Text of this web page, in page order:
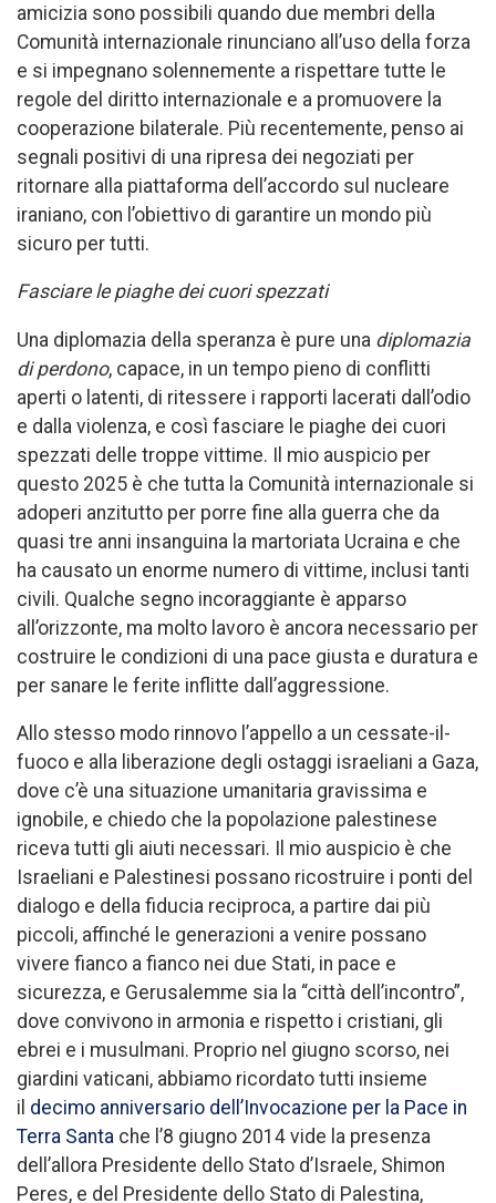
amicizia sono possibili quando due membri della
Comunità internazionale rinunciano all’uso della forza
e si impegnano solennemente a rispettare tutte le
regole del diritto internazionale e a promuovere la
cooperazione bilaterale. Più recentemente, penso ai
segnali positivi di una ripresa dei negoziati per
ritornare alla piattaforma dell’accordo sul nucleare
iraniano, con l’obiettivo di garantire un mondo più
sicuro per tutti.
Fasciare le piaghe dei cuori spezzati
Una diplomazia della speranza è pure una diplomazia
di perdono, capace, in un tempo pieno di conflitti
aperti o latenti, di ritessere i rapporti lacerati dall’odio
e dalla violenza, e così fasciare le piaghe dei cuori
spezzati delle troppe vittime. Il mio auspicio per
questo 2025 è che tutta la Comunità internazionale si
adoperi anzitutto per porre fine alla guerra che da
quasi tre anni insanguina la martoriata Ucraina e che
ha causato un enorme numero di vittime, inclusi tanti
civili. Qualche segno incoraggiante è apparso
all’orizzonte, ma molto lavoro è ancora necessario per
costruire le condizioni di una pace giusta e duratura e
per sanare le ferite inflitte dall’aggressione.
Allo stesso modo rinnovo l’appello a un cessate-il-
fuoco e alla liberazione degli ostaggi israeliani a Gaza,
dove c’è una situazione umanitaria gravissima e
ignobile, e chiedo che la popolazione palestinese
riceva tutti gli aiuti necessari. Il mio auspicio è che
Israeliani e Palestinesi possano ricostruire i ponti del
dialogo e della fiducia reciproca, a partire dai più
piccoli, affinché le generazioni a venire possano
vivere fianco a fianco nei due Stati, in pace e
sicurezza, e Gerusalemme sia la “città dell’incontro”,
dove convivono in armonia e rispetto i cristiani, gli
ebrei e i musulmani. Proprio nel giugno scorso, nei
giardini vaticani, abbiamo ricordato tutti insieme
il decimo anniversario dell’Invocazione per la Pace in
Terra Santa che l’8 giugno 2014 vide la presenza
dell’allora Presidente dello Stato d’Israele, Shimon
Peres, e del Presidente dello Stato di Palestina,